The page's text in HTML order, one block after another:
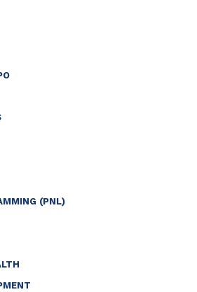
(PNL)